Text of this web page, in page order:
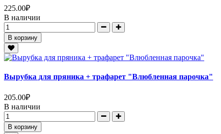
225.00₽
В наличии
В корзину
Вырубка для пряника + трафарет "Влюбленная парочка"
205.00₽
В наличии
В корзину